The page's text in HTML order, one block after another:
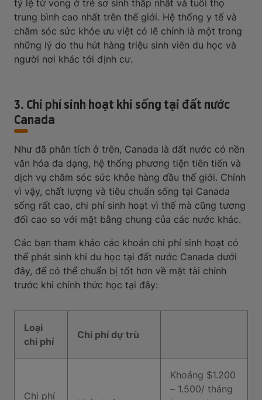
tỷ lệ tử vong ở trẻ sơ sinh thấp nhất và tuổi thọ
trung bình cao nhất trên thế giới. Hệ thống y tế và
chăm sóc sức khỏe ưu việt có lẽ chính là một trong
những lý do thu hút hàng triệu sinh viên du học và
người nơi khác tới định cư.
3. Chi phí sinh hoạt khi sống tại đất nước
Canada
Như đã phân tích ở trên, Canada là đất nước có nền
văn hóa đa dạng, hệ thống phương tiện tiên tiến và
dịch vụ chăm sóc sức khỏe hàng đầu thế giới. Chính
vì vậy, chất lượng và tiêu chuẩn sống tại Canada
sống rất cao, chi phí sinh hoạt vì thế mà cũng tương
đối cao so với mặt bằng chung của các nước khác.
Các bạn tham khảo các khoản chi phí sinh hoạt có
thể phát sinh khi du học tại đất nước Canada dưới
đây, để có thể chuẩn bị tốt hơn về mặt tài chính
trước khi chính thức học tại đây:
Loại
chi phí
Chi phí dự trù
Chi phí
Khoảng $1.200
– 1.500/ tháng